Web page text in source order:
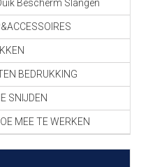
Bescherm Slangen
BEDRUKKING
SNIJDEN
MEE TE WERKEN